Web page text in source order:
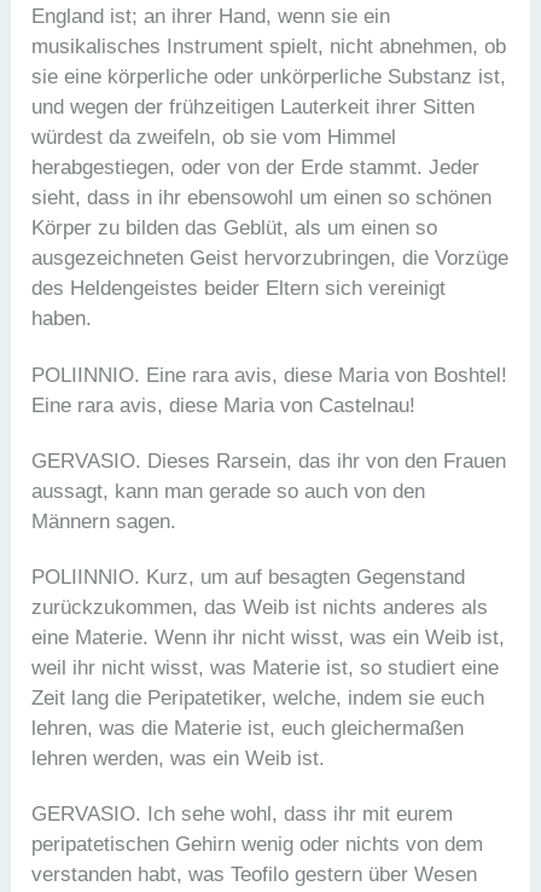
England ist; an ihrer Hand, wenn sie ein
musikalisches Instrument spielt, nicht abnehmen, ob
sie eine körperliche oder unkörperliche Substanz ist,
und wegen der frühzeitigen Lauterkeit ihrer Sitten
würdest da zweifeln, ob sie vom Himmel
herabgestiegen, oder von der Erde stammt. Jeder
sieht, dass in ihr ebensowohl um einen so schönen
Körper zu bilden das Geblüt, als um einen so
ausgezeichneten Geist hervorzubringen, die Vorzüge
des Heldengeistes beider Eltern sich vereinigt
haben.
POLIINNIO. Eine rara avis, diese Maria von Boshtel!
Eine rara avis, diese Maria von Castelnau!
GERVASIO. Dieses Rarsein, das ihr von den Frauen
aussagt, kann man gerade so auch von den
Männern sagen.
POLIINNIO. Kurz, um auf besagten Gegenstand
zurückzukommen, das Weib ist nichts anderes als
eine Materie. Wenn ihr nicht wisst, was ein Weib ist,
weil ihr nicht wisst, was Materie ist, so studiert eine
Zeit lang die Peripatetiker, welche, indem sie euch
lehren, was die Materie ist, euch gleichermaßen
lehren werden, was ein Weib ist.
GERVASIO. Ich sehe wohl, dass ihr mit eurem
peripatetischen Gehirn wenig oder nichts von dem
verstanden habt, was Teofilo gestern über Wesen